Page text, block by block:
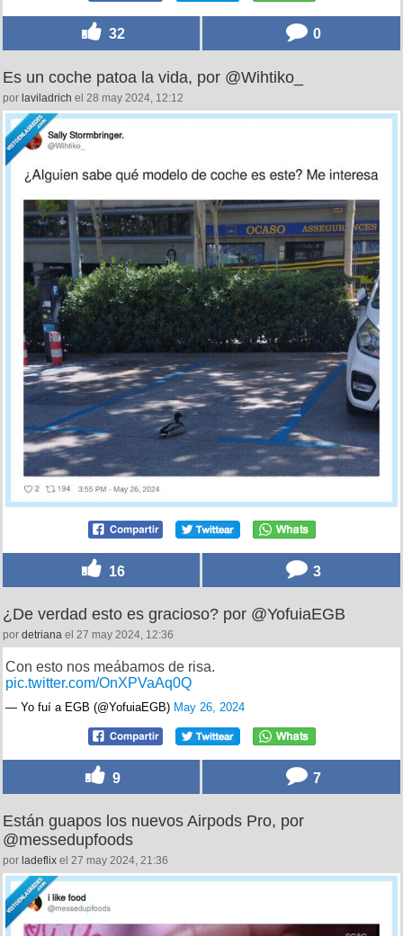
32 0
Es un coche patoa la vida, por @Wihtiko_
por laviladrich el 28 may 2024, 12:12
16 3
¿De verdad esto es gracioso? por @YofuiaEGB
por detriana el 27 may 2024, 12:36
Con esto nos meábamos de risa.
pic.twitter.com/OnXPVaAq0Q
— Yo fuí a EGB (@YofuiaEGB) May 26, 2024
9 7
Están guapos los nuevos Airpods Pro, por
@messedupfoods
por ladeflix el 27 may 2024, 21:36